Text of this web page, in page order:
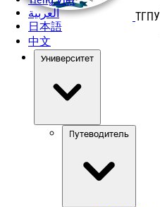
العربية
日本語
中文
ТГПУ
Университет
Путеводитель